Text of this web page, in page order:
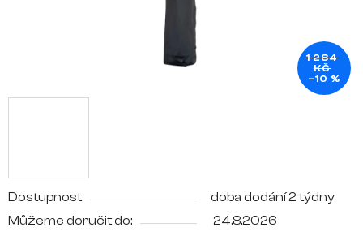
Dostupnost
doba dodání 2 týdny
Můžeme doručit do:
24.8.2026
1 284
KČ
–10 %